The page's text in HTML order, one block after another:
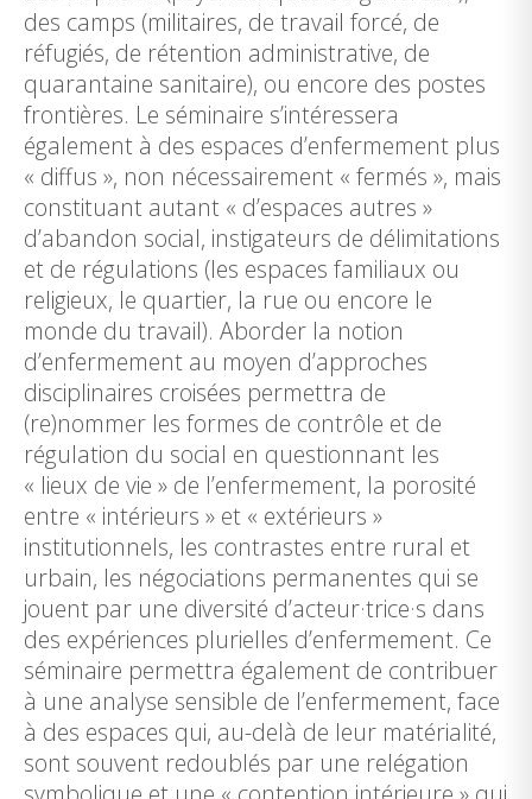
des camps (militaires, de travail forcé, de
réfugiés, de rétention administrative, de
quarantaine sanitaire), ou encore des postes
frontières. Le séminaire s’intéressera
également à des espaces d’enfermement plus
« diffus », non nécessairement « fermés », mais
constituant autant « d’espaces autres »
d’abandon social, instigateurs de délimitations
et de régulations (les espaces familiaux ou
religieux, le quartier, la rue ou encore le
monde du travail). Aborder la notion
d’enfermement au moyen d’approches
disciplinaires croisées permettra de
(re)nommer les formes de contrôle et de
régulation du social en questionnant les
« lieux de vie » de l’enfermement, la porosité
entre « intérieurs » et « extérieurs »
institutionnels, les contrastes entre rural et
urbain, les négociations permanentes qui se
jouent par une diversité d’acteur·trice·s dans
des expériences plurielles d’enfermement. Ce
séminaire permettra également de contribuer
à une analyse sensible de l’enfermement, face
à des espaces qui, au-delà de leur matérialité,
sont souvent redoublés par une relégation